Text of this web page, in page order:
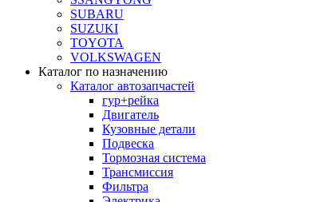
SUBARU
SUZUKI
TOYOTA
VOLKSWAGEN
Каталог по назначению
Каталог автозапчастей
гур+рейка
Двигатель
Кузовные детали
Подвеска
Тормозная система
Трансмиссия
Фильтра